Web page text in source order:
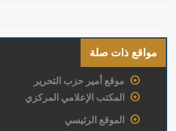
مواقع ذات صلة
موقع أمير حزب التحرير
المكتب الإعلامي المركزي
الموقع الرئيسي